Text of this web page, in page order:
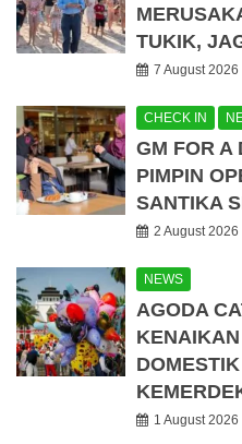
TUKIK,
7 August 2026
CHECK IN
GM FOR A
PIMPIN
SANTIKA
2 August 2026
NEWS
AGODA
1 August 2026